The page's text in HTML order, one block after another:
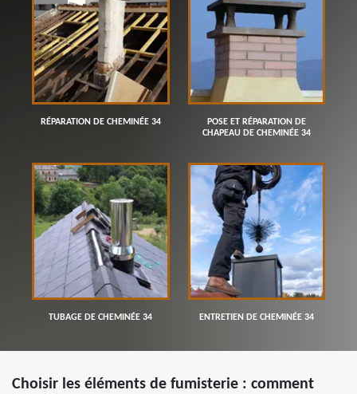
RÉPARATION DE CHEMINÉE 34
POSE ET RÉPARATION DE
CHAPEAU DE CHEMINÉE 34
TUBAGE DE CHEMINÉE 34 ENTRETIEN DE CHEMINÉE 34
Choisir les éléments de fumisterie : comment